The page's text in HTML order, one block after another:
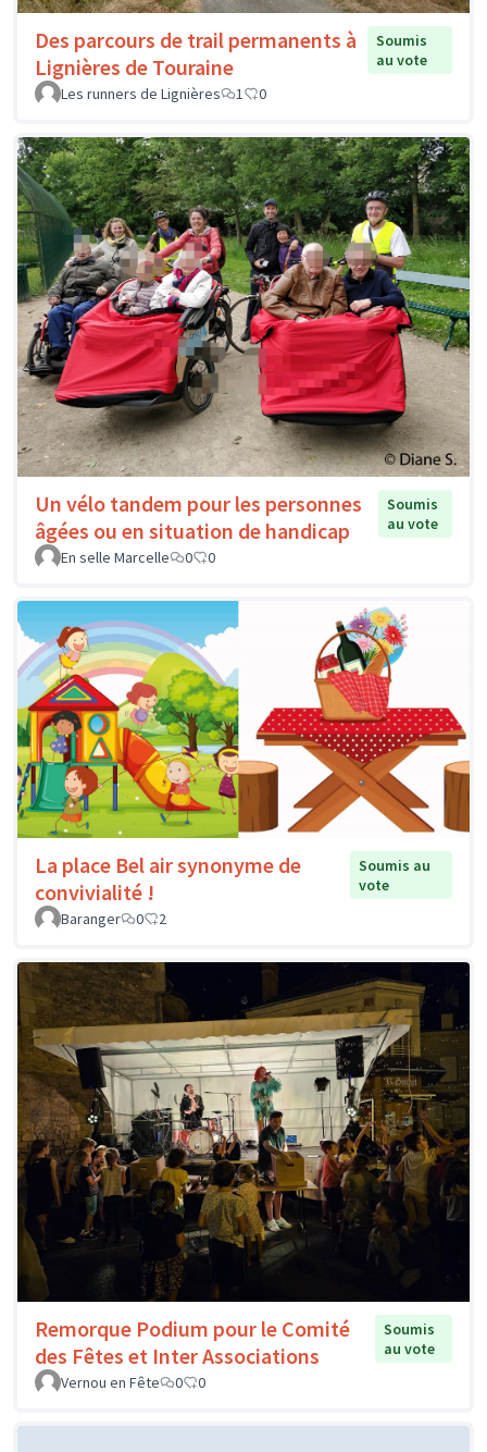
Des parcours de trail permanents à
Lignières de Touraine
Soumis
au vote
Les runners de Lignières
1 0
Un vélo tandem pour les personnes
âgées ou en situation de handicap
Soumis
au vote
En selle Marcelle
0 0
La place Bel air synonyme de
convivialité !
Soumis au
vote
Baranger
0 2
Remorque Podium pour le Comité
des Fêtes et Inter Associations
Soumis
au vote
Vernou en Fête
0 0